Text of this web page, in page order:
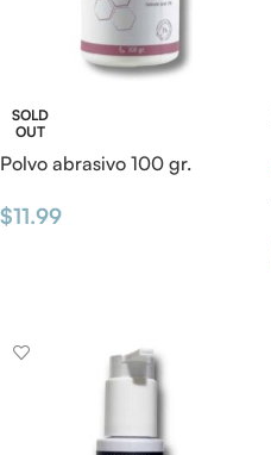
SOLD
OUT
Polvo abrasivo 100 gr.
$11.99